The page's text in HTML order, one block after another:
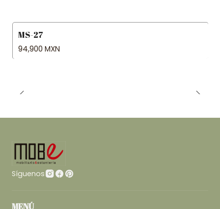
MS-27
94,900 MXN
Síguenos
MENÚ